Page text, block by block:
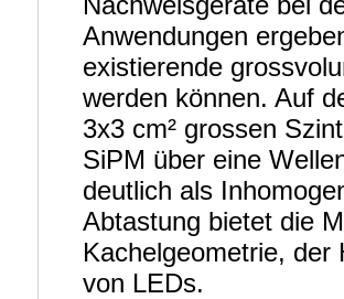
Anwendungen
existierende
werden können. Auf
3x3 cm² grossen
SiPM über eine
deutlich als
Abtastung bietet die
Kachelgeometrie, der
von LEDs.